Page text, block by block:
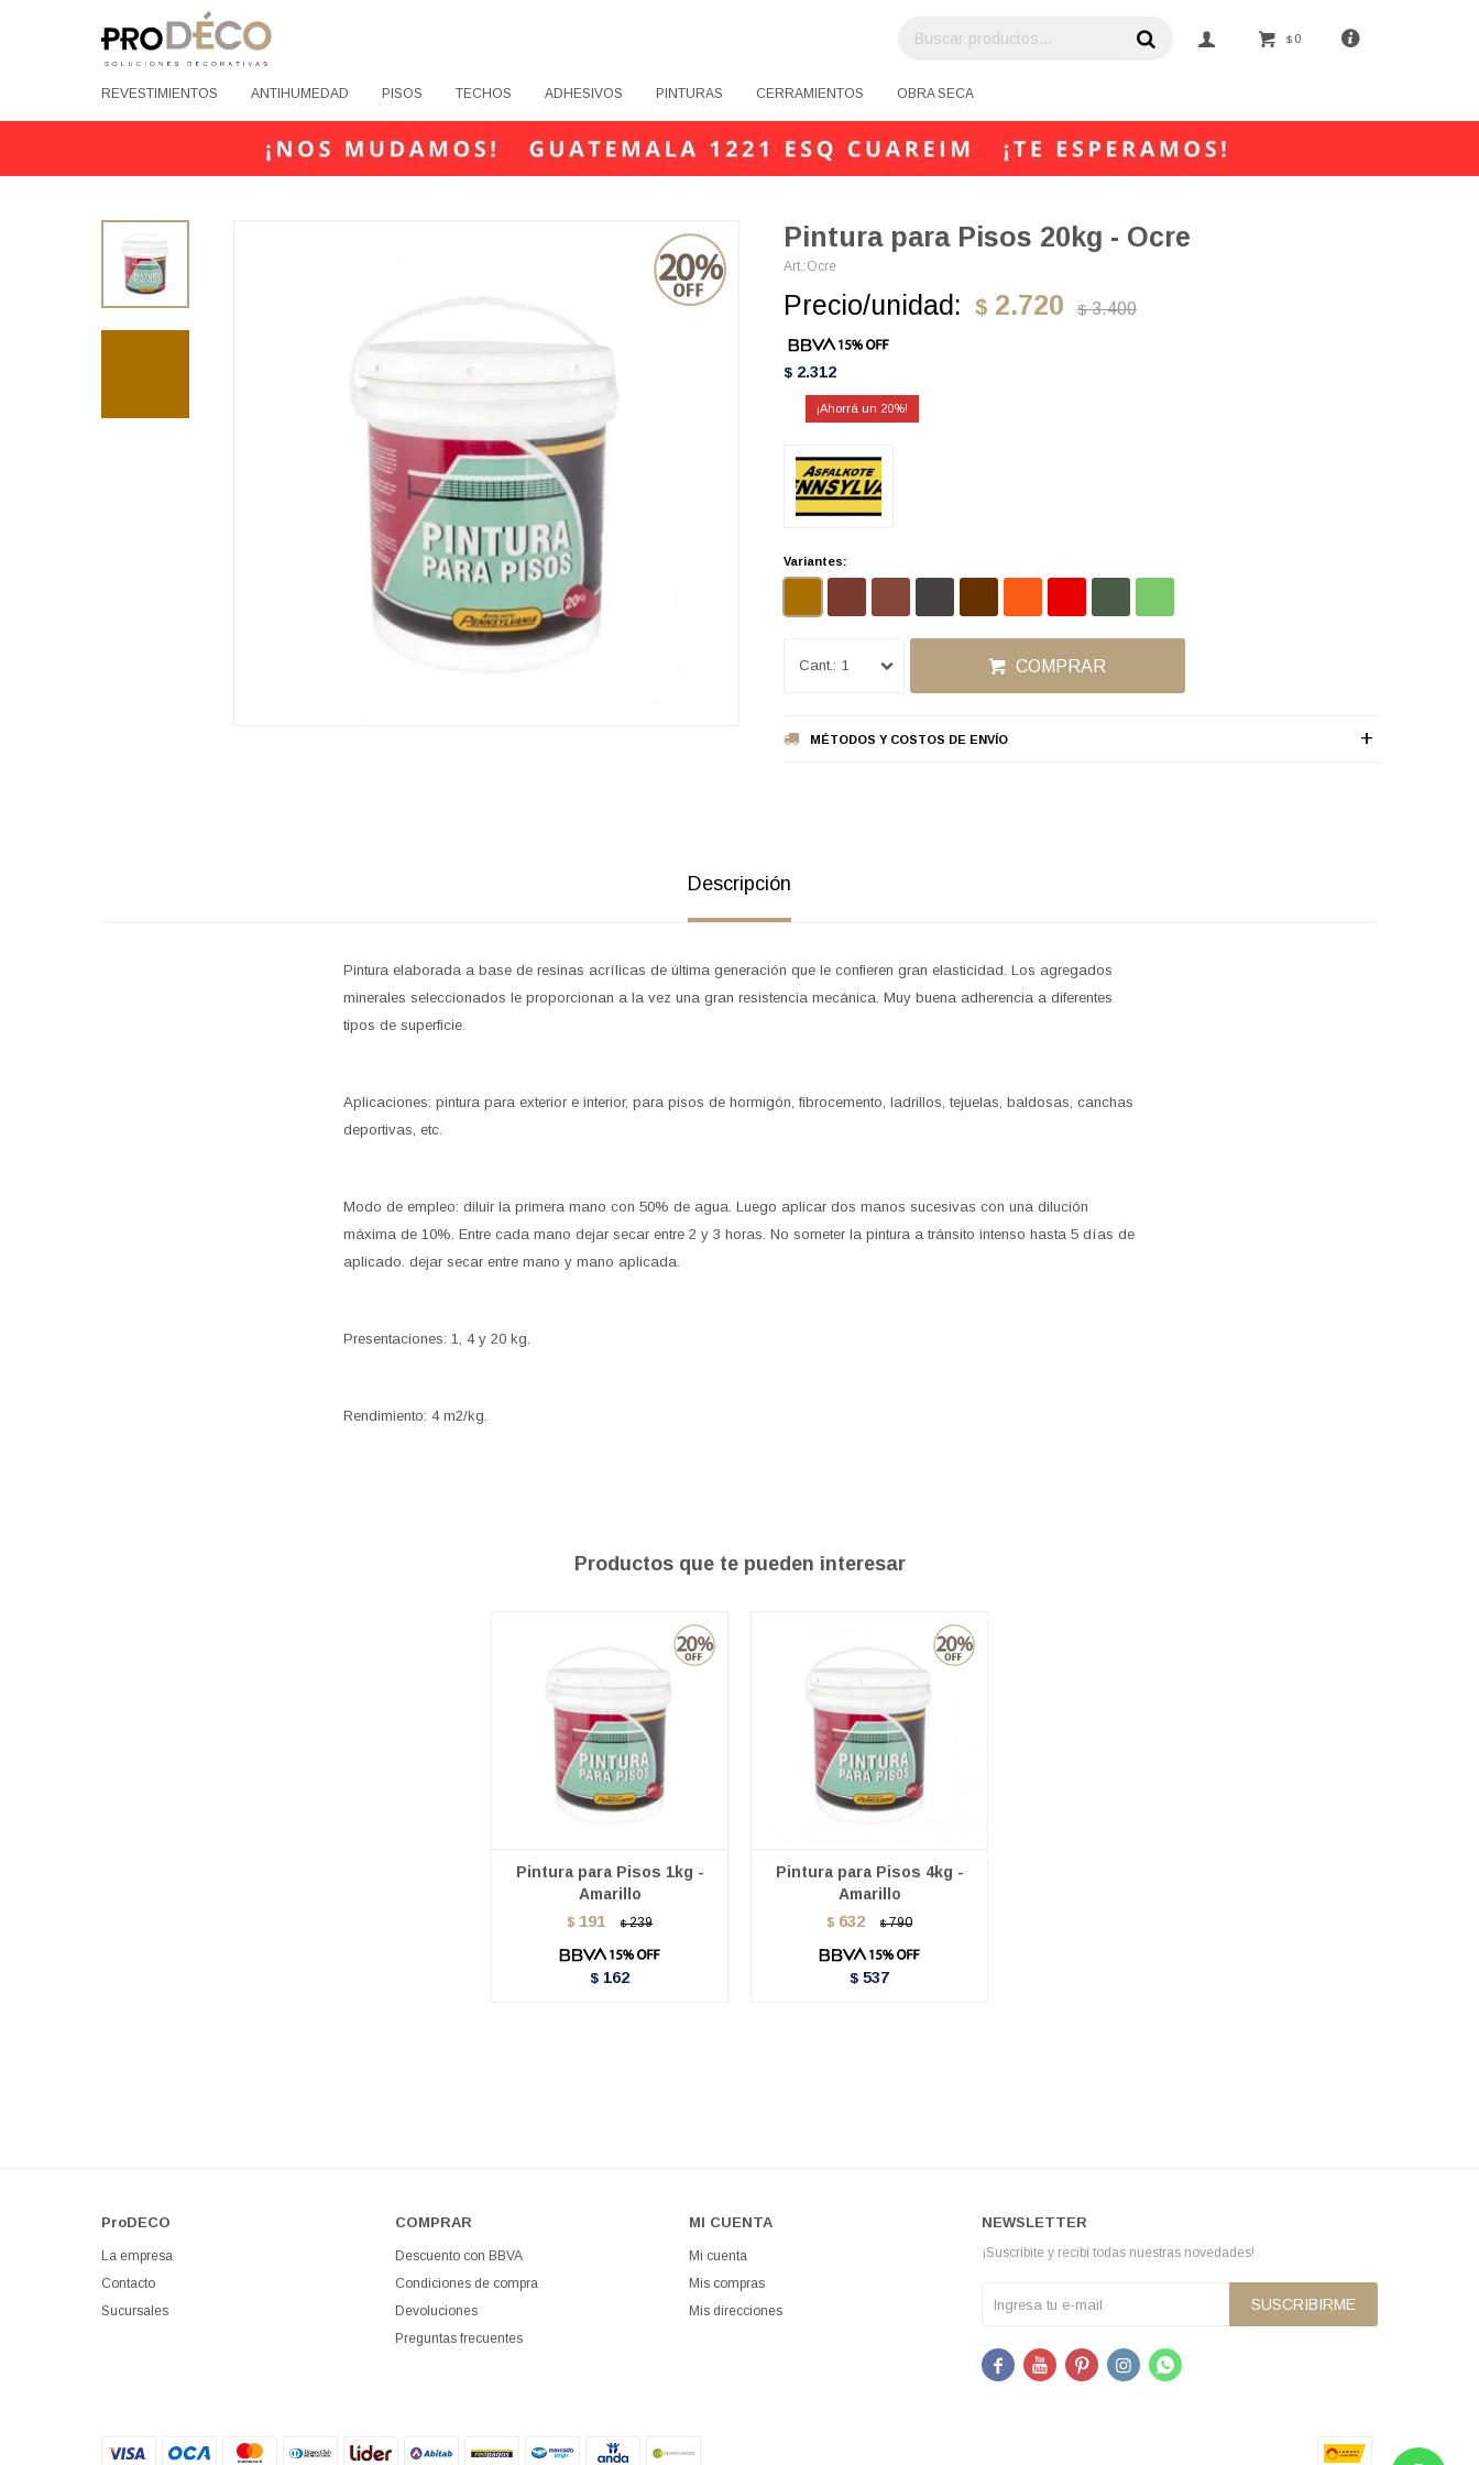
REVESTIMIENTOS ANTIHUMEDAD PISOS TECHOS ADHESIVOS PINTURAS CERRAMIENTOS OBRA SECA
$ 0
Pintura para Pisos 20kg - Ocre
Ocre
Precio/unidad: $ 2.720 $ 3.400
$ 2.312
20
Variantes:
1 COMPRAR
MÉTODOS Y COSTOS DE ENVÍO
Descripción
Pintura elaborada a base de resinas acrílicas de última generación que le confieren gran elasticidad. Los agregados
minerales seleccionados le proporcionan a la vez una gran resistencia mecánica. Muy buena adherencia a diferentes
tipos de superficie.
Aplicaciones: pintura para exterior e interior, para pisos de hormigón, fibrocemento, ladrillos, tejuelas, baldosas, canchas
deportivas, etc.
Modo de empleo: diluir la primera mano con 50% de agua. Luego aplicar dos manos sucesivas con una dilución
máxima de 10%. Entre cada mano dejar secar entre 2 y 3 horas. No someter la pintura a tránsito intenso hasta 5 días de
aplicado. dejar secar entre mano y mano aplicada.
Presentaciones: 1, 4 y 20 kg.
Rendimiento: 4 m2/kg.
Productos que te pueden interesar
Pintura para Pisos 1kg -
Amarillo
$ 191 $ 239
$ 162
Pintura para Pisos 4kg -
Amarillo
$ 632 $ 790
$ 537
ProDECO
La empresa
Contacto
Sucursales
COMPRAR
Descuento con BBVA
Condiciones de compra
Devoluciones
Preguntas frecuentes
MI CUENTA
Mi cuenta
Mis compras
Mis direcciones
NEWSLETTER
¡Suscribite y recibí todas nuestras novedades!
SUSCRIBIRME
    